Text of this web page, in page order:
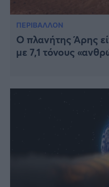
ΠΕΡΙΒΑΛΛΟΝ
Ο πλανήτης Άρης
με 7,1 τόνους